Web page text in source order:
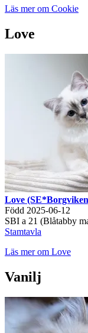
Läs mer om Cookie
Love
Love
Född 2025-06-12
SBI a 21 (Blåtabby
Stamtavla
Läs mer om Love
Vanilj